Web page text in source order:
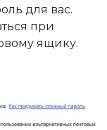
для вас.
при
ящику.